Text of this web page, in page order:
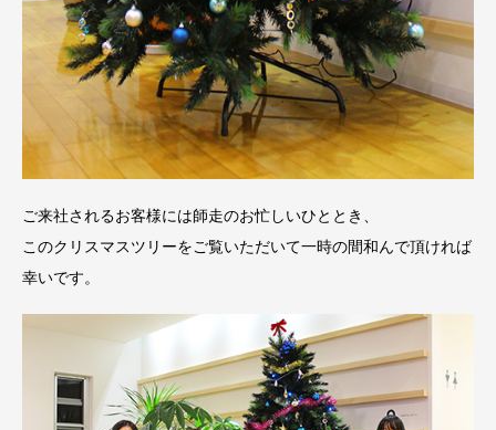
ご来社されるお客様には師走のお忙しいひととき、
このクリスマスツリーをご覧いただいて一時の間和んで頂ければ
幸いです。